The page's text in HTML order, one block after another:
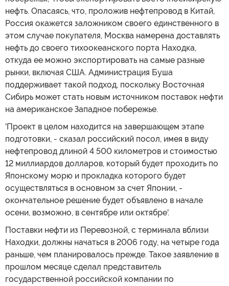
нефть. Опасаясь, что, проложив нефтепровод в Китай,
Россия окажется заложником своего единственного в
этом случае покупателя, Москва намерена доставлять
нефть до своего тихоокеанского порта Находка,
откуда ее можно экспортировать на самые разные
рынки, включая США. Администрация Буша
поддерживает такой подход, поскольку Восточная
Сибирь может стать новым источником поставок нефти
на американское Западное побережье.
'Проект в целом находится на завершающем этапе
подготовки, - сказал российский посол, имея в виду
нефтепровод длиной 4 500 километров и стоимостью
12 миллиардов долларов, который будет проходить по
Японскому морю и прокладка которого будет
осуществляться в основном за счет Японии, -
окончательное решение будет объявлено в начале
осени, возможно, в сентябре или октябре'.
Поставки нефти из Перевозной, с терминала вблизи
Находки, должны начаться в 2006 году, на четыре года
раньше, чем планировалось прежде. Такое заявление в
прошлом месяце сделал представитель
государственной российской компании по